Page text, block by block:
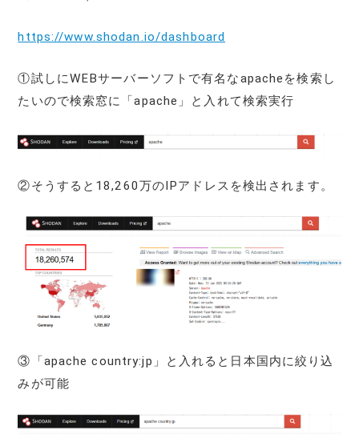
https://www.shodan.io/dashboard
①試しにWEBサーバーソフトで有名なapacheを検索し
たいので検索窓に「apache」と入れて検索実行
②そうすると18,260万のIPアドレスを検出されます。
③「apache country:jp」と入れると日本国内に絞り込
みが可能